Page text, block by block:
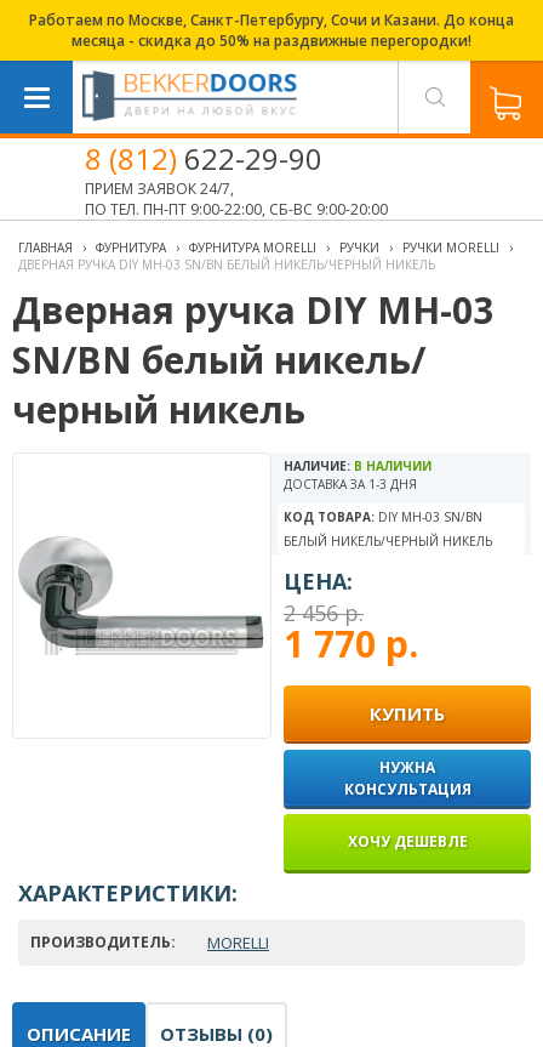
Работаем по Москве, Санкт-Петербургу, Сочи и Казани. До конца
месяца - скидка до 50% на раздвижные перегородки!
8 (812) 622-29-90
ПРИЕМ ЗАЯВОК 24/7,
ПО ТЕЛ. ПН-ПТ 9:00-22:00, СБ-ВС 9:00-20:00
ГЛАВНАЯ › ФУРНИТУРА › ФУРНИТУРА MORELLI › РУЧКИ › РУЧКИ MORELLI
›
ДВЕРНАЯ РУЧКА DIY MH-03 SN/BN БЕЛЫЙ НИКЕЛЬ/ЧЕРНЫЙ НИКЕЛЬ
Дверная ручка DIY MH-03
SN/BN белый никель/
черный никель
НАЛИЧИЕ: В НАЛИЧИИ
ДОСТАВКА ЗА 1-3 ДНЯ
КОД ТОВАРА: DIY MH-03 SN/BN
БЕЛЫЙ НИКЕЛЬ/ЧЕРНЫЙ НИКЕЛЬ
ЦЕНА:
2 456 р.
1 770 р.
КУПИТЬ
НУЖНА
КОНСУЛЬТАЦИЯ
ХОЧУ ДЕШЕВЛЕ
ХАРАКТЕРИСТИКИ:
ПРОИЗВОДИТЕЛЬ: MORELLI
ОПИСАНИЕ ОТЗЫВЫ (0)